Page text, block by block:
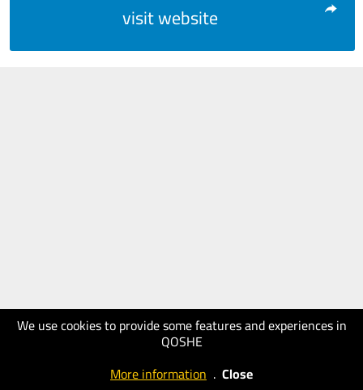
We use cookies to provide some features and experiences in
QOSHE
More information . Close
visit website